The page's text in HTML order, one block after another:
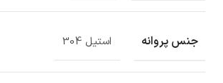
جنس پروانه استیل 304